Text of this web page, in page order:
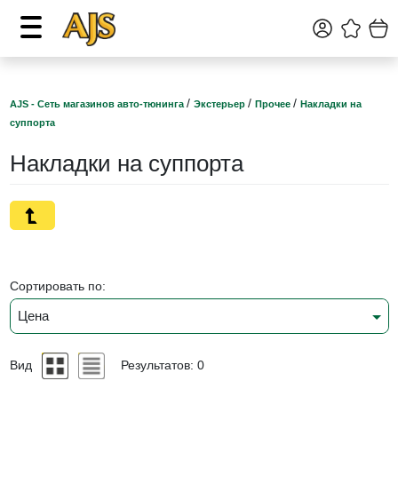
AJS - Сеть магазинов авто-тюнинга / Экстерьер / Прочее / Накладки на
суппорта
Накладки на суппорта
Сортировать по:
Цена
Вид Результатов: 0